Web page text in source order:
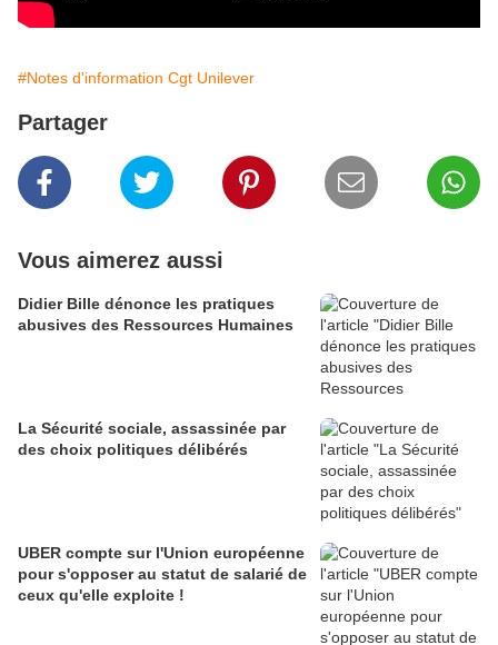
#Notes d'information Cgt Unilever
Partager
Vous aimerez aussi
Didier Bille dénonce les pratiques
abusives des Ressources Humaines
La Sécurité sociale, assassinée par
des choix politiques délibérés
UBER compte sur l'Union européenne
pour s'opposer au statut de salarié de
ceux qu'elle exploite !